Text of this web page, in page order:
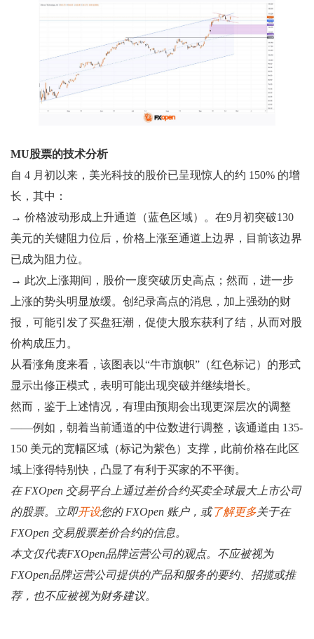
MU股票的技术分析
自 4 月初以来，美光科技的股价已呈现惊人的约 150% 的增
长，其中：
→ 价格波动形成上升通道（蓝色区域）。在9月初突破130
美元的关键阻力位后，价格上涨至通道上边界，目前该边界
已成为阻力位。
→ 此次上涨期间，股价一度突破历史高点；然而，进一步
上涨的势头明显放缓。创纪录高点的消息，加上强劲的财
报，可能引发了买盘狂潮，促使大股东获利了结，从而对股
价构成压力。
从看涨角度来看，该图表以“牛市旗帜”（红色标记）的形式
显示出修正模式，表明可能出现突破并继续增长。
然而，鉴于上述情况，有理由预期会出现更深层次的调整
——例如，朝着当前通道的中位数进行调整，该通道由 135-
150 美元的宽幅区域（标记为紫色）支撑，此前价格在此区
域上涨得特别快，凸显了有利于买家的不平衡。
在 FXOpen 交易平台上通过差价合约买卖全球最大上市公司
的股票。立即开设您的 FXOpen 账户，或了解更多关于在
FXOpen 交易股票差价合约的信息。
本文仅代表FXOpen品牌运营公司的观点。不应被视为
FXOpen品牌运营公司提供的产品和服务的要约、招揽或推
荐，也不应被视为财务建议。